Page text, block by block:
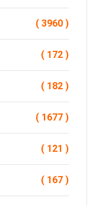
( 3960 )
( 172 )
( 182 )
( 1677 )
( 121 )
( 167 )